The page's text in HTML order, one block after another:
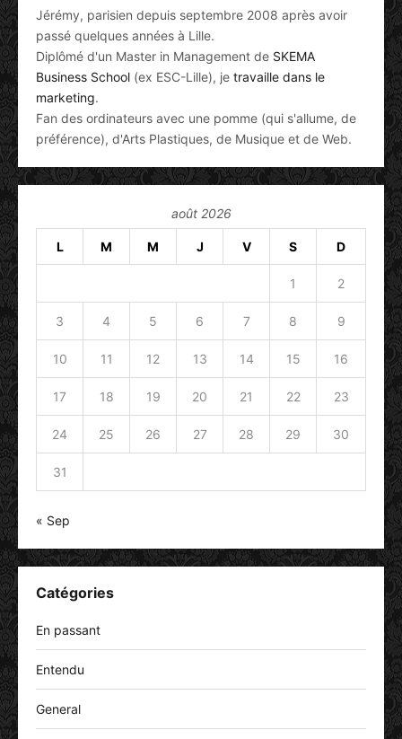
Jérémy, parisien depuis septembre 2008 après avoir
passé quelques années à Lille.
Diplômé d'un Master in Management de SKEMA
Business School (ex ESC-Lille), je travaille dans le
marketing.
Fan des ordinateurs avec une pomme (qui s'allume, de
préférence), d'Arts Plastiques, de Musique et de Web.
août 2026
L M M J V S D
1 2
3 4 5 6 7 8 9
10 11 12 13 14 15 16
17 18 19 20 21 22 23
24 25 26 27 28 29 30
31
« Sep
Catégories
En passant
Entendu
General